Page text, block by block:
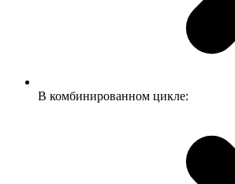
В комбинированном цикле: